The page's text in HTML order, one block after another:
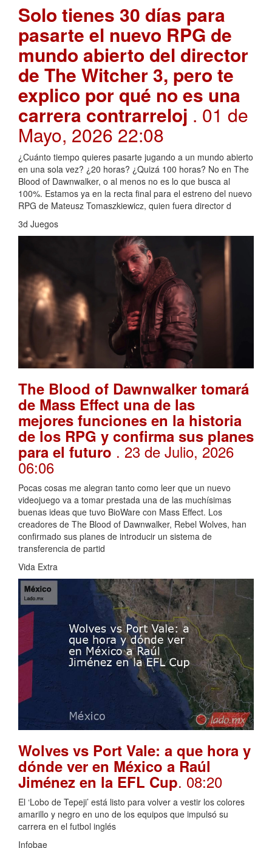
Solo tienes 30 días para
pasarte el nuevo RPG de
mundo abierto del director
de The Witcher 3, pero te
explico por qué no es una
carrera contrarreloj . 01 de
Mayo, 2026 22:08
¿Cuánto tiempo quieres pasarte jugando a un mundo abierto
en una sola vez? ¿20 horas? ¿Quizá 100 horas? No en The
Blood of Dawnwalker, o al menos no es lo que busca al
100%. Estamos ya en la recta final para el estreno del nuevo
RPG de Mateusz Tomaszkiewicz, quien fuera director d
3d Juegos
The Blood of Dawnwalker tomará
de Mass Effect una de las
mejores funciones en la historia
de los RPG y confirma sus planes
para el futuro . 23 de Julio, 2026
06:06
Pocas cosas me alegran tanto como leer que un nuevo
videojuego va a tomar prestada una de las muchísimas
buenas ideas que tuvo BioWare con Mass Effect. Los
creadores de The Blood of Dawnwalker, Rebel Wolves, han
confirmado sus planes de introducir un sistema de
transferencia de partid
Vida Extra
Wolves vs Port Vale: a que hora y
dónde ver en México a Raúl
Jiménez en la EFL Cup. 08:20
El ‘Lobo de Tepeji’ está listo para volver a vestir los colores
amarillo y negro en uno de los equipos que impulsó su
carrera en el futbol inglés
Infobae